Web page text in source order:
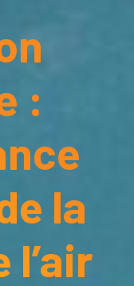
:
la
l’air